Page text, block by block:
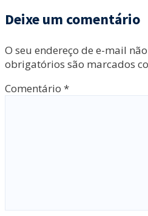
Deixe um comentário
O seu endereço de e-mail
obrigatórios são marcados
Comentário *